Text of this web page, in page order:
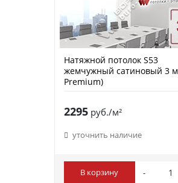
Натяжной потолок S53
жемчужный сатиновый 3
Premium)
2295руб./м²
уточнить наличие
В корзину